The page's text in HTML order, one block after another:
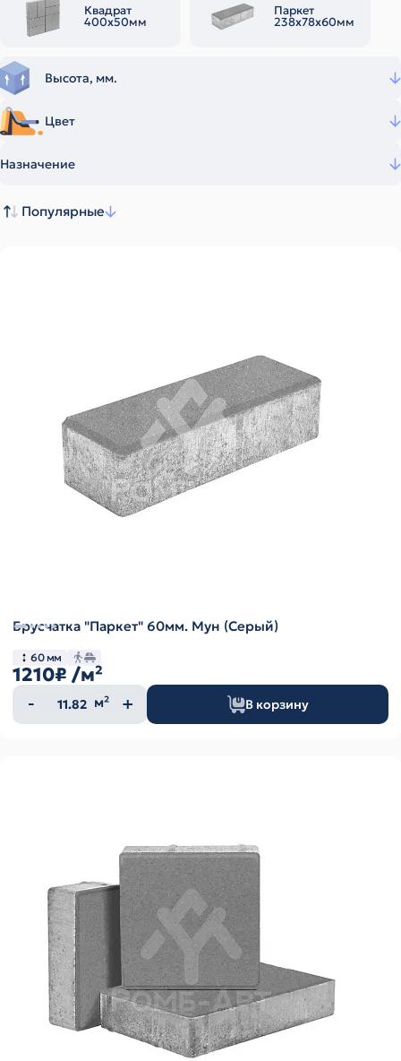
Квадрат
400х50мм
Паркет
238х78х60мм
Высота, мм.
Цвет
Назначение
Популярные
Брусчатка "Паркет" 60мм. Мун (Серый)
60 мм
1210₽ /м²
Количество
товара
м² В корзину